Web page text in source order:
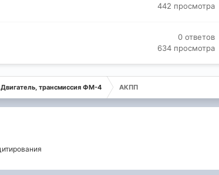
442 просмотра
0 ответов
634 просмотра
Двигатель, трансмиссия ФМ-4 АКПП